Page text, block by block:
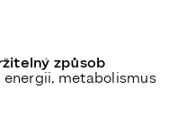
způsob
metabolismus